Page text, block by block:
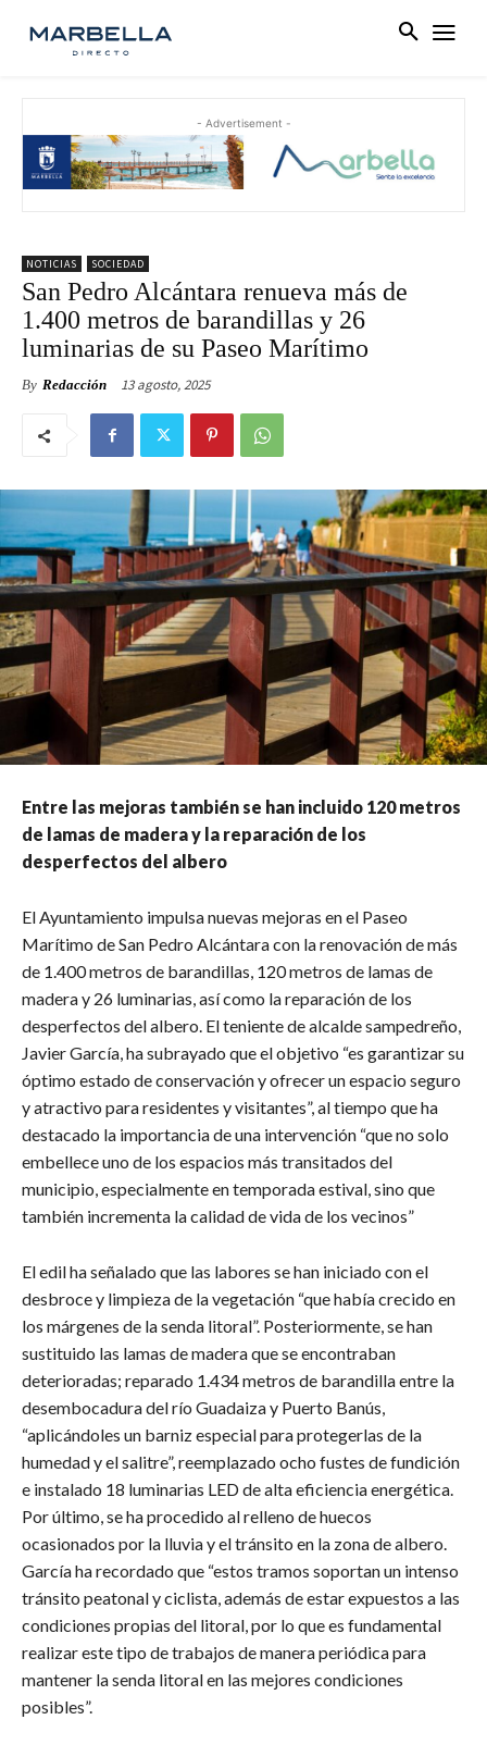
- Advertisement -
NOTICIAS SOCIEDAD
San Pedro Alcántara renueva más de
1.400 metros de barandillas y 26
luminarias de su Paseo Marítimo
By Redacción 13 agosto, 2025
Entre las mejoras también se han incluido 120 metros
de lamas de madera y la reparación de los
desperfectos del albero
El Ayuntamiento impulsa nuevas mejoras en el Paseo
Marítimo de San Pedro Alcántara con la renovación de más
de 1.400 metros de barandillas, 120 metros de lamas de
madera y 26 luminarias, así como la reparación de los
desperfectos del albero. El teniente de alcalde sampedreño,
Javier García, ha subrayado que el objetivo “es garantizar su
óptimo estado de conservación y ofrecer un espacio seguro
y atractivo para residentes y visitantes”, al tiempo que ha
destacado la importancia de una intervención “que no solo
embellece uno de los espacios más transitados del
municipio, especialmente en temporada estival, sino que
también incrementa la calidad de vida de los vecinos”
El edil ha señalado que las labores se han iniciado con el
desbroce y limpieza de la vegetación “que había crecido en
los márgenes de la senda litoral”. Posteriormente, se han
sustituido las lamas de madera que se encontraban
deterioradas; reparado 1.434 metros de barandilla entre la
desembocadura del río Guadaiza y Puerto Banús,
“aplicándoles un barniz especial para protegerlas de la
humedad y el salitre”, reemplazado ocho fustes de fundición
e instalado 18 luminarias LED de alta eficiencia energética.
Por último, se ha procedido al relleno de huecos
ocasionados por la lluvia y el tránsito en la zona de albero.
García ha recordado que “estos tramos soportan un intenso
tránsito peatonal y ciclista, además de estar expuestos a las
condiciones propias del litoral, por lo que es fundamental
realizar este tipo de trabajos de manera periódica para
mantener la senda litoral en las mejores condiciones
posibles”.